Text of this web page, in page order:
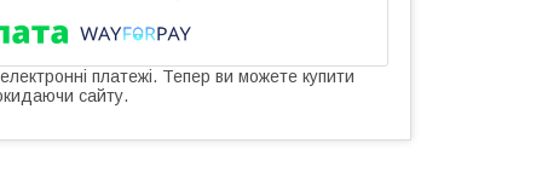
платежі. Тепер ви можете купити
сайту.